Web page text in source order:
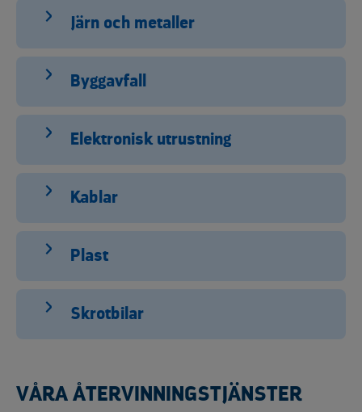
Järn och metaller
Byggavfall
Elektronisk utrustning
Kablar
Plast
Skrotbilar
VÅRA ÅTERVINNINGSTJÄNSTER